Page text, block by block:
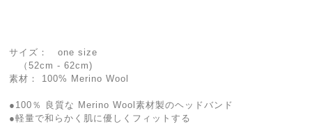
サイズ： one size
（52cm - 62cm)
素材： 100% Merino Wool
●100％ 良質な Merino Wool素材製のヘッドバンド
●軽量で和らかく肌に優しくフィットする